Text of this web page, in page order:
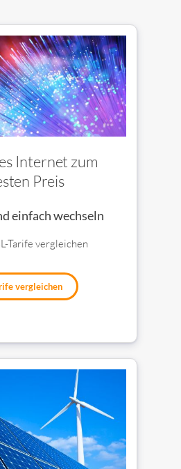
Internet zum
Preis
einfach wechseln
Tarife vergleichen
vergleichen